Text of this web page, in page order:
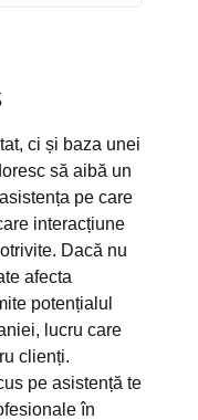
ci și baza unei
să aibă un
pe care
interacțiune
Dacă nu
afecta
potențialul
lucru care
clienți.
pe asistență te
în